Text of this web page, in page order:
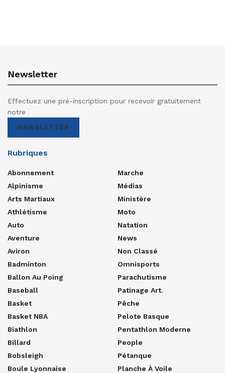
Newsletter
Effectuez une pré-inscription pour recevoir gratuitement
notre
NEWSLETTER
Rubriques
Abonnement
Alpinisme
Arts Martiaux
Athlétisme
Auto
Aventure
Aviron
Badminton
Ballon Au Poing
Baseball
Basket
Basket NBA
Biathlon
Billard
Bobsleigh
Boule Lyonnaise
Marche
Médias
Ministère
Moto
Natation
News
Non Classé
Omnisports
Parachutisme
Patinage Art.
Pêche
Pelote Basque
Pentathlon Moderne
People
Pétanque
Planche À Voile